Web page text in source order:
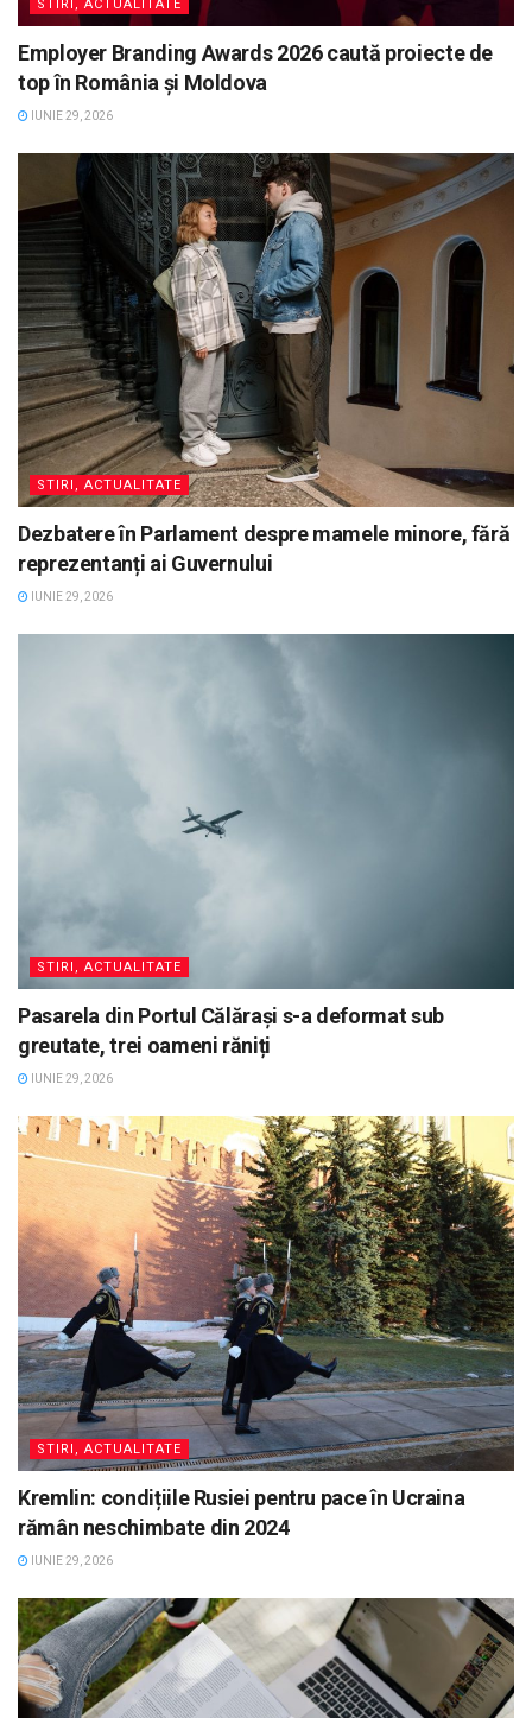
STIRI, ACTUALITATE
Employer Branding Awards 2026 caută proiecte de
top în România și Moldova
IUNIE 29, 2026
STIRI, ACTUALITATE
Dezbatere în Parlament despre mamele minore, fără
reprezentanți ai Guvernului
IUNIE 29, 2026
STIRI, ACTUALITATE
Pasarela din Portul Călărași s-a deformat sub
greutate, trei oameni răniți
IUNIE 29, 2026
STIRI, ACTUALITATE
Kremlin: condițiile Rusiei pentru pace în Ucraina
rămân neschimbate din 2024
IUNIE 29, 2026